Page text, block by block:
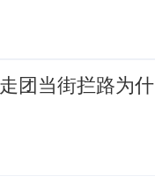
团当街拦路为什